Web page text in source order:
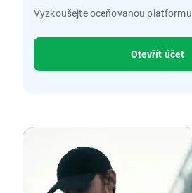
Vyzkoušejte oceňovanou platformu
Otevřít účet